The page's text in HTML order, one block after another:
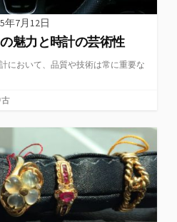
年7月12日
魅力と時計の芸術性
において、品質や技術は常に重要な